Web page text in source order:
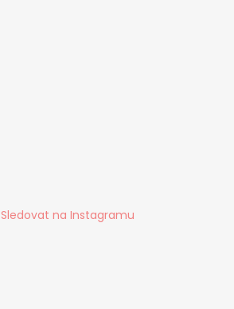
Sledovat na Instagramu